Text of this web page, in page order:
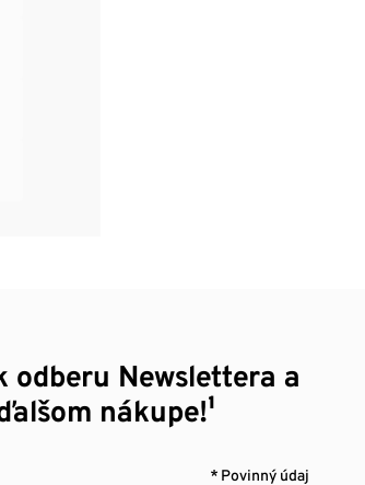
odberu Newslettera a
nákupe!¹
* Povinný údaj